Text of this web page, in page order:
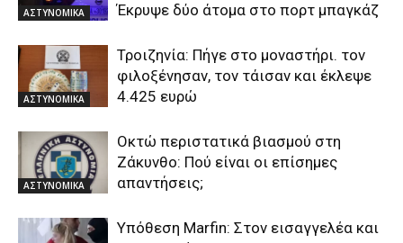
ΑΣΤΥΝΟΜΙΚΑ
Έκρυψε δύο άτομα στο πορτ μπαγκάζ
ΑΣΤΥΝΟΜΙΚΑ
Τροιζηνία: Πήγε στο μοναστήρι. τον
φιλοξένησαν, τον τάισαν και έκλεψε
4.425 ευρώ
ΑΣΤΥΝΟΜΙΚΑ
Οκτώ περιστατικά βιασμού στη
Ζάκυνθο: Πού είναι οι επίσημες
απαντήσεις;
Υπόθεση Marfin: Στον εισαγγελέα και